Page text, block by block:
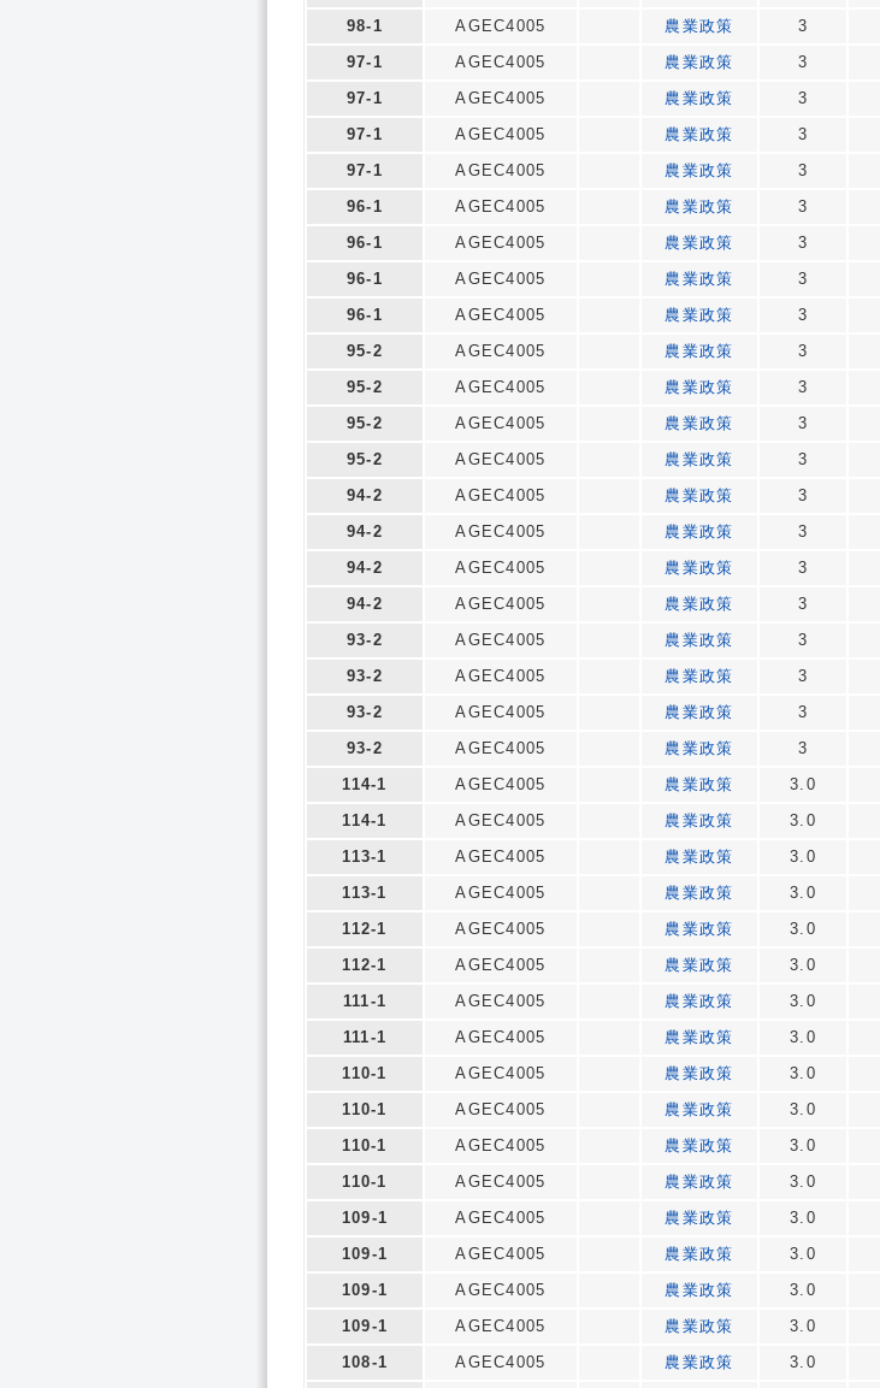
98-1
AGEC4005 農業政策 3
97-1
AGEC4005 農業政策 3
97-1
AGEC4005 農業政策 3
97-1
AGEC4005 農業政策 3
97-1
AGEC4005 農業政策 3
96-1
AGEC4005 農業政策 3
96-1
AGEC4005 農業政策 3
96-1
AGEC4005 農業政策 3
96-1
AGEC4005 農業政策 3
95-2
AGEC4005 農業政策 3
95-2
AGEC4005 農業政策 3
95-2
AGEC4005 農業政策 3
95-2
AGEC4005 農業政策 3
94-2
AGEC4005 農業政策 3
94-2
AGEC4005 農業政策 3
94-2
AGEC4005 農業政策 3
94-2
AGEC4005 農業政策 3
93-2
AGEC4005 農業政策 3
93-2
AGEC4005 農業政策 3
93-2
AGEC4005 農業政策 3
93-2
AGEC4005 農業政策 3
114-1
AGEC4005 農業政策 3.0
114-1
AGEC4005 農業政策 3.0
113-1
AGEC4005 農業政策 3.0
113-1
AGEC4005 農業政策 3.0
112-1
AGEC4005 農業政策 3.0
112-1
AGEC4005 農業政策 3.0
111-1
AGEC4005 農業政策 3.0
111-1
AGEC4005 農業政策 3.0
110-1
AGEC4005 農業政策 3.0
110-1
AGEC4005 農業政策 3.0
110-1
AGEC4005 農業政策 3.0
110-1
AGEC4005 農業政策 3.0
109-1
AGEC4005 農業政策 3.0
109-1
AGEC4005 農業政策 3.0
109-1
AGEC4005 農業政策 3.0
109-1
AGEC4005 農業政策 3.0
108-1
AGEC4005 農業政策 3.0